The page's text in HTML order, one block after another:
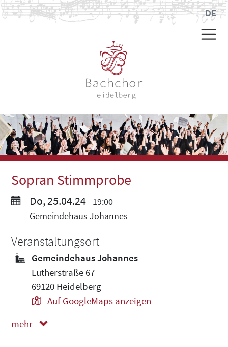
DE
Sopran Stimmprobe
Do, 25.04.24
19:00
Gemeindehaus Johannes
Veranstaltungsort
Gemeindehaus Johannes
Lutherstraße 67
69120 Heidelberg
Auf GoogleMaps anzeigen
mehr